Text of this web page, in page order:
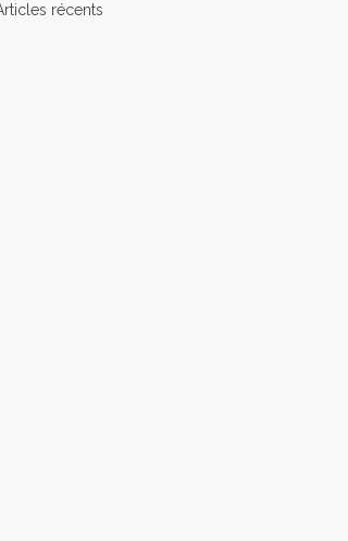
articles récents